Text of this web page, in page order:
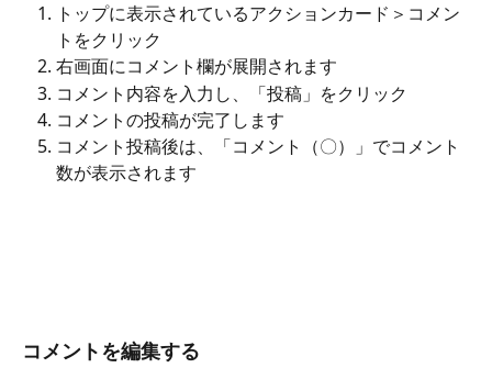
トップに表示されているアクションカード＞コメン
トをクリック
右画面にコメント欄が展開されます
コメント内容を入力し、「投稿」をクリック
コメントの投稿が完了します
コメント投稿後は、「コメント（〇）」でコメント
数が表示されます
コメントを編集する